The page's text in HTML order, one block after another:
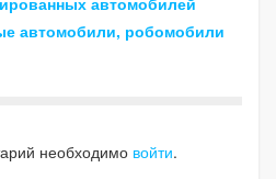
автомобили, робомобили
необходимо войти.